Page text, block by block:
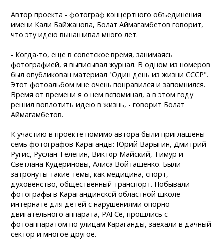
Автор проекта - фотограф концертного объединения
имени Кали Байжанова, Болат Аймагамбетов говорит,
что эту идею вынашивал много лет.
- Когда-то, еще в советское время, занимаясь
фотографией, я выписывал журнал. В одном из номеров
был опубликован материал "Один день из жизни СССР".
Этот фотоальбом мне очень понравился и запомнился.
Время от времени я о нем вспоминал, а в этом году
решил воплотить идею в жизнь, - говорит Болат
Аймагамбетов.
К участию в проекте помимо автора были приглашены
семь фотографов Караганды: Юрий Варыгин, Дмитрий
Ругис, Руслан Телегин, Виктор Майский, Тимур и
Светлана Кудериновы, Алиса Войташенко. Были
затронуты такие темы, как медицина, спорт,
духовенство, общественный транспорт. Побывали
фотографы в Карагандинской областной школе-
интернате для детей с нарушениями опорно-
двигательного аппарата, РАГСе, прошлись с
фотоаппаратом по улицам Караганды, заехали в дачный
сектор и многое другое.